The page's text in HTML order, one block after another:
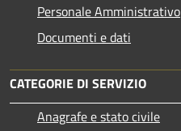
Personale Amministrativo
Documenti e dati
CATEGORIE DI SERVIZIO
Anagrafe e stato civile